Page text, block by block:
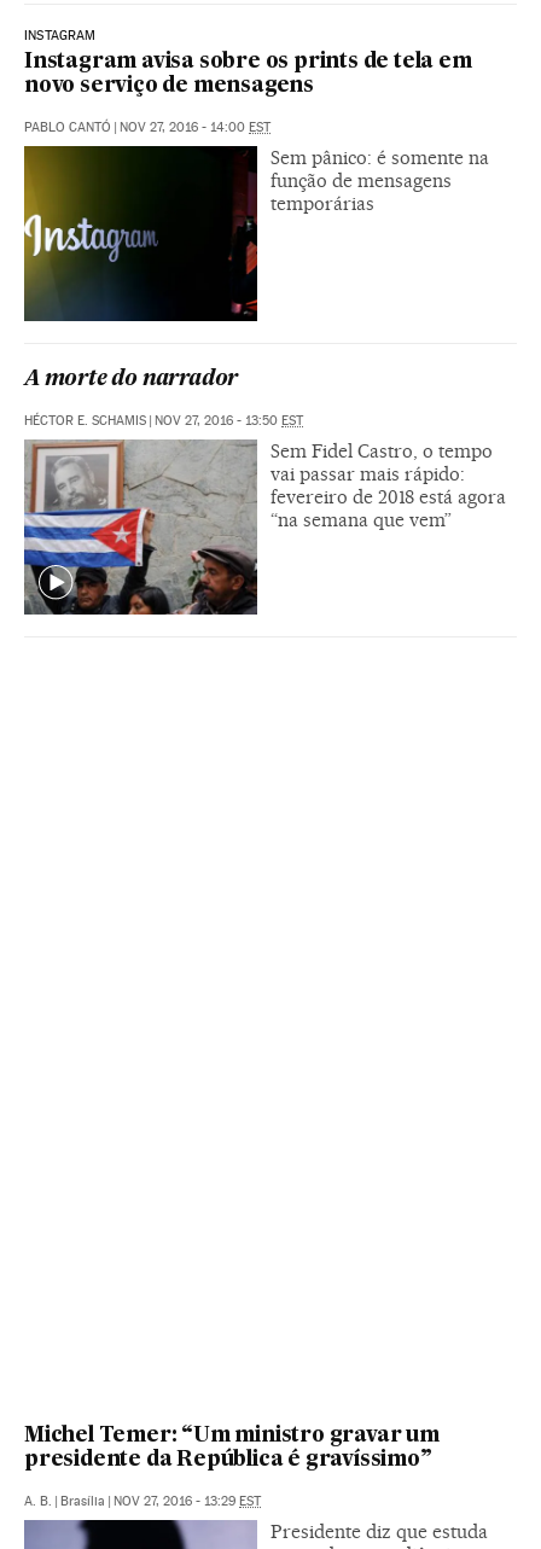
INSTAGRAM
Instagram avisa sobre os prints de tela em
novo serviço de mensagens
PABLO CANTÓ | NOV 27, 2016 - 14:00 EST
Sem pânico: é somente na
função de mensagens
temporárias
A morte do narrador
HÉCTOR E. SCHAMIS | NOV 27, 2016 - 13:50 EST
Sem Fidel Castro, o tempo
vai passar mais rápido:
fevereiro de 2018 está agora
“na semana que vem”
Michel Temer: “Um ministro gravar um
presidente da República é gravíssimo”
A. B. | Brasília | NOV 27, 2016 - 13:29 EST
Presidente diz que estuda